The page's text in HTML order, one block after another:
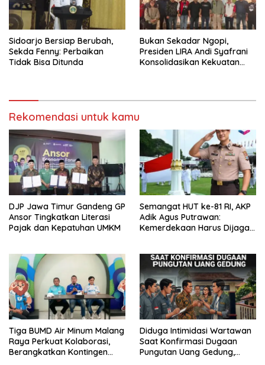
Sidoarjo Bersiap Berubah,
Sekda Fenny: Perbaikan
Tidak Bisa Ditunda
Bukan Sekadar Ngopi,
Presiden LIRA Andi Syafrani
Konsolidasikan Kekuatan
Rekomendasi untuk kamu
DJP Jawa Timur Gandeng GP
Ansor Tingkatkan Literasi
Pajak dan Kepatuhan UMKM
Semangat HUT ke-81 RI, AKP
Adik Agus Putrawan:
Kemerdekaan Harus Dijaga
Tiga BUMD Air Minum Malang
Raya Perkuat Kolaborasi,
Berangkatkan Kontingen
Diduga Intimidasi Wartawan
Saat Konfirmasi Dugaan
Pungutan Uang Gedung,